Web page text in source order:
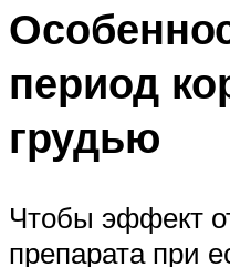
период
грудью
Чтобы эффект
препарата при